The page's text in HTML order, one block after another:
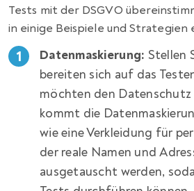
Tests mit der DSGVO
in einige Beispiele und Strategien
Datenmaskierung: Stellen
bereiten sich auf das
möchten den
kommt die
wie eine Verkleidung für
der reale Namen und
ausgetauscht werden,